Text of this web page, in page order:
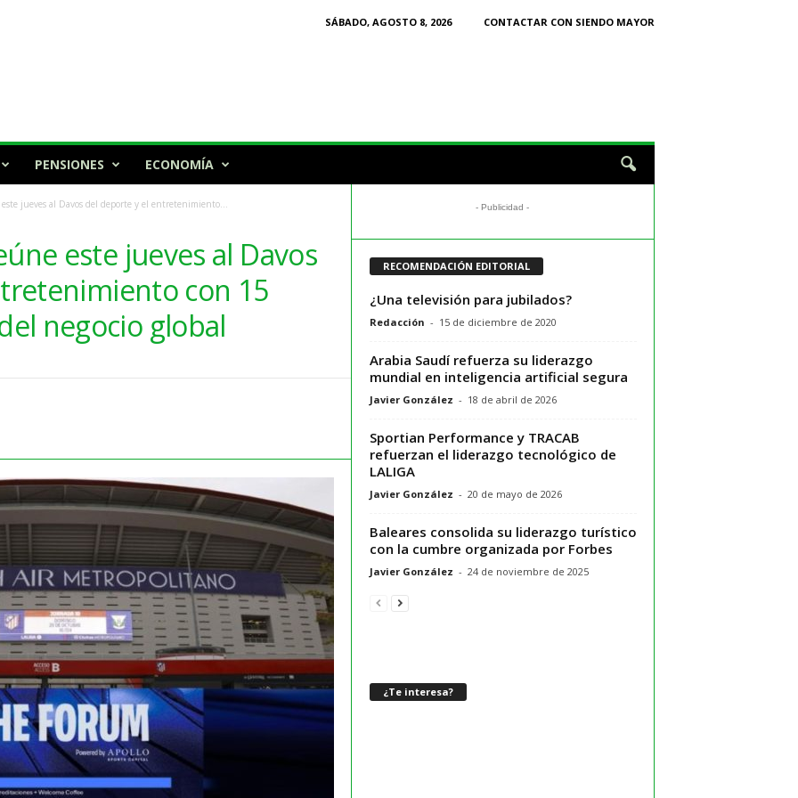
SÁBADO, AGOSTO 8, 2026
CONTACTAR CON SIENDO MAYOR
PENSIONES ECONOMÍA
jueves al Davos del deporte y el entretenimiento...
este jueves al Davos
con 15
negocio global
- Publicidad -
RECOMENDACIÓN EDITORIAL
¿Una televisión para jubilados?
Redacción - 15 de diciembre de 2020
Arabia Saudí refuerza su liderazgo
mundial en inteligencia artificial segura
Javier González - 18 de abril de 2026
Sportian Performance y TRACAB
refuerzan el liderazgo tecnológico de
LALIGA
Javier González - 20 de mayo de 2026
Baleares consolida su liderazgo turístico
con la cumbre organizada por Forbes
Javier González - 24 de noviembre de 2025
¿Te interesa?